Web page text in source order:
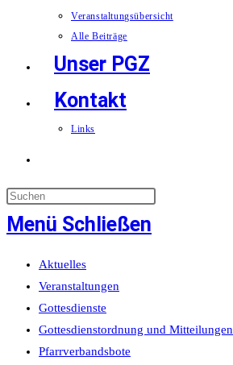
Veranstaltungsübersicht
Alle Beiträge
Unser PGZ
Kontakt
Links
Suche
umschalten
Menü Schließen
Aktuelles
Veranstaltungen
Gottesdienste
Gottesdienstordnung und Mitteilungen
Pfarrverbandsbote